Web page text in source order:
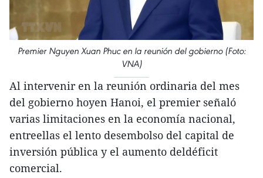
Premier Nguyen Xuan Phuc en la reunión del gobierno (Foto:
VNA)
Al intervenir en la reunión ordinaria del mes
del gobierno hoyen Hanoi, el premier señaló
varias limitaciones en la economía nacional,
entreellas el lento desembolso del capital de
inversión pública y el aumento deldéficit
comercial.